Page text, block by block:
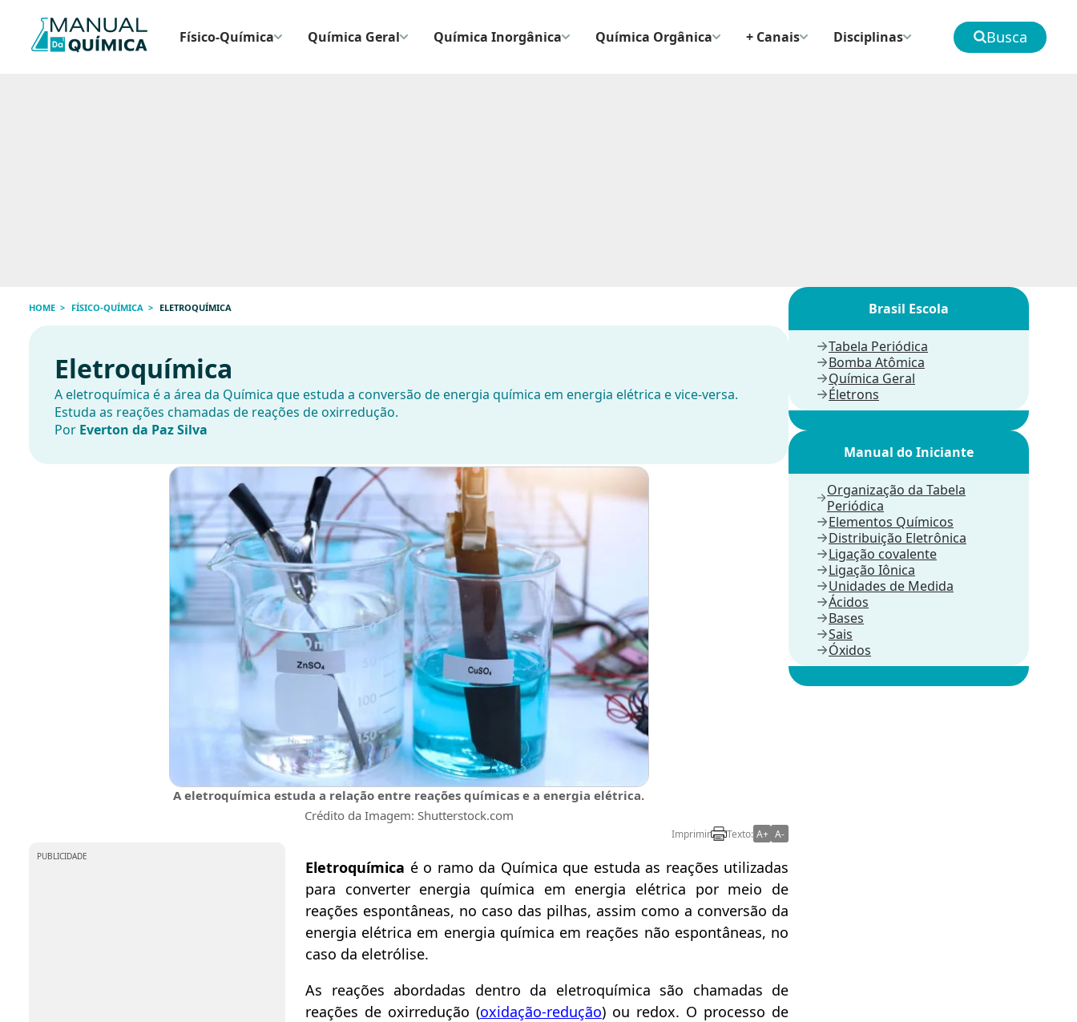
Físico-Química Química Geral Química Inorgânica Química Orgânica + Canais Disciplinas Busca
HOME FÍSICO-QUÍMICA ELETROQUÍMICA
Eletroquímica
A eletroquímica é a área da Química que estuda a conversão de energia química em energia elétrica e vice-versa.
Estuda as reações chamadas de reações de oxirredução.
Por Everton da Paz Silva
A eletroquímica estuda a relação entre reações químicas e a energia elétrica.
Crédito da Imagem: Shutterstock.com
Imprimir Texto: A+ A-
PUBLICIDADE
Eletroquímica é o ramo da Química que estuda as reações utilizadas
para converter energia química em energia elétrica por meio de
reações espontâneas, no caso das pilhas, assim como a conversão da
energia elétrica em energia química em reações não espontâneas, no
caso da eletrólise.
As reações abordadas dentro da eletroquímica são chamadas de
reações de oxirredução (oxidação-redução) ou redox. O processo de
Brasil Escola
Tabela Periódica
Bomba Atômica
Química Geral
Életrons
Manual do Iniciante
Organização da Tabela
Periódica
Elementos Químicos
Distribuição Eletrônica
Ligação covalente
Ligação Iônica
Unidades de Medida
Ácidos
Bases
Sais
Óxidos